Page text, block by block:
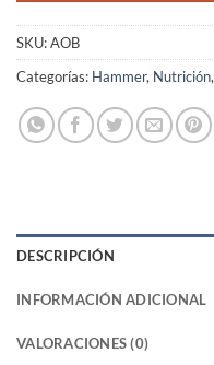
SKU:AOB
Categorías: Hammer, Nutrición,
DESCRIPCIÓN
INFORMACIÓN ADICIONAL
VALORACIONES (0)